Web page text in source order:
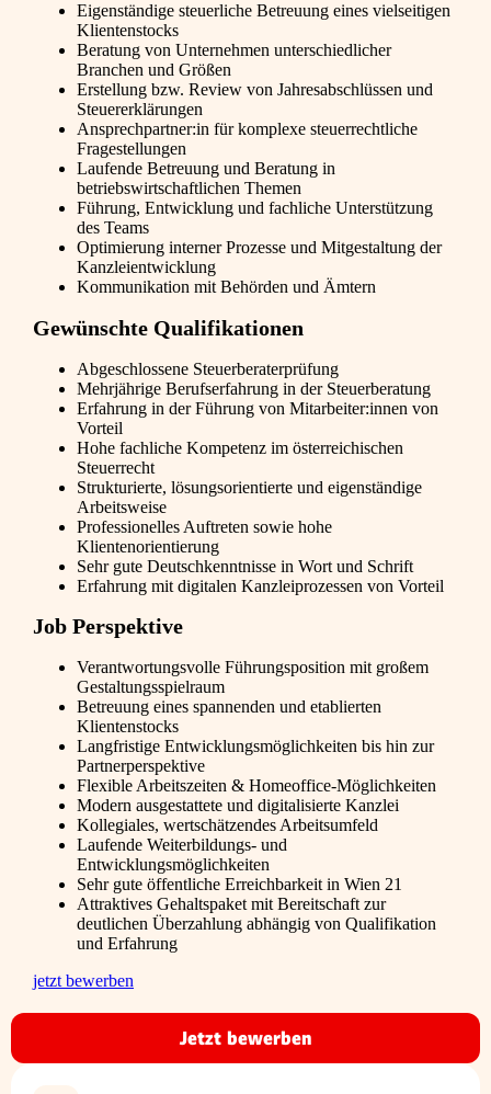
Eigenständige steuerliche Betreuung eines vielseitigen
Klientenstocks
Beratung von Unternehmen unterschiedlicher
Branchen und Größen
Erstellung bzw. Review von Jahresabschlüssen und
Steuererklärungen
Ansprechpartner:in für komplexe steuerrechtliche
Fragestellungen
Laufende Betreuung und Beratung in
betriebswirtschaftlichen Themen
Führung, Entwicklung und fachliche Unterstützung
des Teams
Optimierung interner Prozesse und Mitgestaltung der
Kanzleientwicklung
Kommunikation mit Behörden und Ämtern
Gewünschte Qualifikationen
Abgeschlossene Steuerberaterprüfung
Mehrjährige Berufserfahrung in der Steuerberatung
Erfahrung in der Führung von Mitarbeiter:innen von
Vorteil
Hohe fachliche Kompetenz im österreichischen
Steuerrecht
Strukturierte, lösungsorientierte und eigenständige
Arbeitsweise
Professionelles Auftreten sowie hohe
Klientenorientierung
Sehr gute Deutschkenntnisse in Wort und Schrift
Erfahrung mit digitalen Kanzleiprozessen von Vorteil
Job Perspektive
Verantwortungsvolle Führungsposition mit großem
Gestaltungsspielraum
Betreuung eines spannenden und etablierten
Klientenstocks
Langfristige Entwicklungsmöglichkeiten bis hin zur
Partnerperspektive
Flexible Arbeitszeiten & Homeoffice-Möglichkeiten
Modern ausgestattete und digitalisierte Kanzlei
Kollegiales, wertschätzendes Arbeitsumfeld
Laufende Weiterbildungs- und
Entwicklungsmöglichkeiten
Sehr gute öffentliche Erreichbarkeit in Wien 21
Attraktives Gehaltspaket mit Bereitschaft zur
deutlichen Überzahlung abhängig von Qualifikation
und Erfahrung
jetzt bewerben
Jetzt bewerben